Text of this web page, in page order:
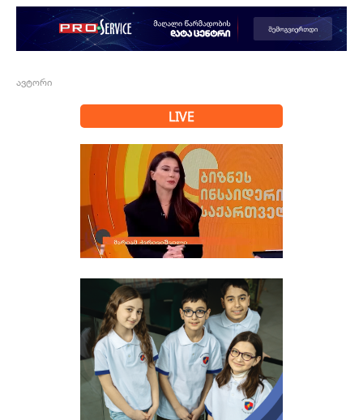
ავტორი
LIVE